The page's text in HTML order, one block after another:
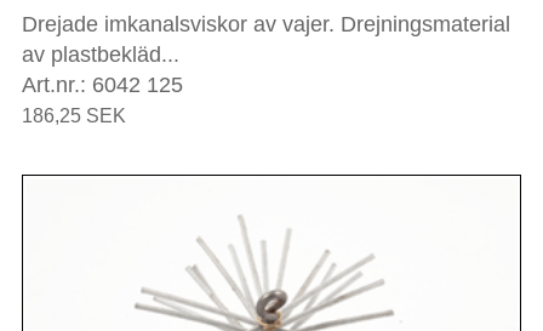
Drejade imkanalsviskor av vajer. Drejningsmaterial
av plastbekläd...
Art.nr.: 6042 125
186,25 SEK